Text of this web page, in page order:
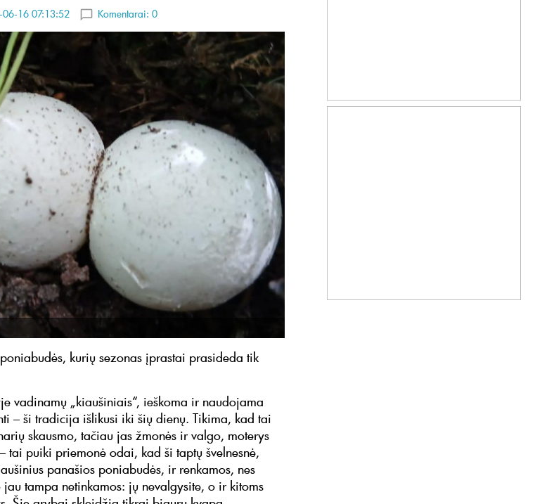
16 07:13:52 Komentarai: 0
kurių sezonas įprastai prasideda tik
vadinamų „kiaušiniais“, ieškoma ir naudojama
– ši tradicija išlikusi iki šių dienų. Tikima, kad tai
skausmo, tačiau jas žmonės ir valgo, moterys
tai puiki priemonė odai, kad ši taptų švelnesnė,
panašios poniabudės, ir renkamos, nes
tampa netinkamos: jų nevalgysite, o ir kitoms